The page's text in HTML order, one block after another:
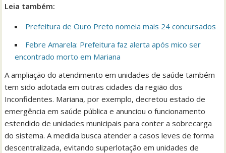
Leia também:
Prefeitura de Ouro Preto nomeia mais 24 concursados
Febre Amarela: Prefeitura faz alerta após mico ser
encontrado morto em Mariana
A ampliação do atendimento em unidades de saúde também
tem sido adotada em outras cidades da região dos
Inconfidentes. Mariana, por exemplo, decretou estado de
emergência em saúde pública e anunciou o funcionamento
estendido de unidades municipais para conter a sobrecarga
do sistema. A medida busca atender a casos leves de forma
descentralizada, evitando superlotação em unidades de